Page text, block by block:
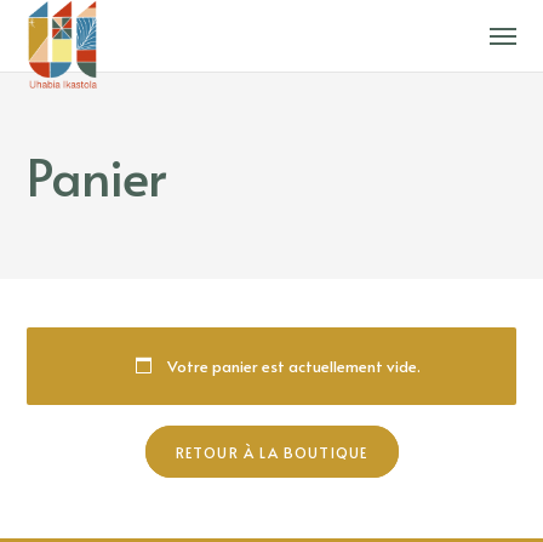
Panier
Votre panier est actuellement vide.
RETOUR À LA BOUTIQUE